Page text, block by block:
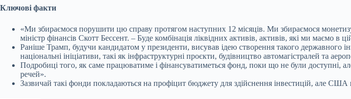
Ключові факти
«Ми збираємося порушити цю справу протягом наступних 12 місяців. Ми збираємося
міністр фінансів Скотт Бессент. – Буде комбінація ліквідних активів, активів, які ми маємо
Раніше Трамп, будучи кандидатом у президенти, висував ідею створення такого державного
національні ініціативи, такі як інфраструктурні проєкти, будівництво автомагістралей та
Подробиці того, як саме працюватиме і фінансуватиметься фонд, поки що не були доступні,
речей».
Зазвичай такі фонди покладаються на профіцит бюджету для здійснення інвестицій, але